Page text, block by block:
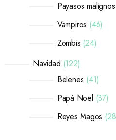
Payasos malignos
Vampiros 46
Zombis 24
Navidad 122
Belenes 41
Papá Noel 37
Reyes Magos 28